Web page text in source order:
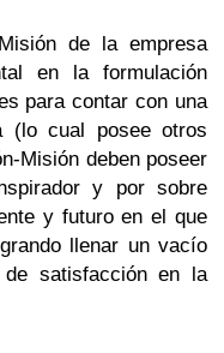
de la empresa
en la formulación
para contar con una
(lo cual posee otros
Misión deben poseer
y por sobre
y futuro en el que
llenar un vacío
satisfacción en la